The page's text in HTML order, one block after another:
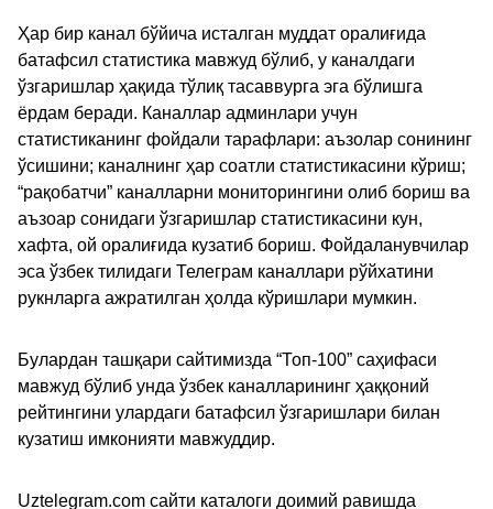
Ҳар бир канал бўйича исталган муддат оралиғида
батафсил статистика мавжуд бўлиб, у каналдаги
ўзгаришлар ҳақида тўлиқ тасаввурга эга бўлишга
ёрдам беради. Каналлар админлари учун
статистиканинг фойдали тарафлари: аъзолар сонининг
ўсишини; каналнинг ҳар соатли статистикасини кўриш;
“рақобатчи” каналларни мониторингини олиб бориш ва
аъзоар сонидаги ўзгаришлар статистикасини кун,
хафта, ой оралиғида кузатиб бориш. Фойдаланувчилар
эса ўзбек тилидаги Телеграм каналлари рўйхатини
рукнларга ажратилган ҳолда кўришлари мумкин.
Булардан ташқари сайтимизда “Топ-100” саҳифаси
мавжуд бўлиб унда ўзбек каналларининг ҳаққоний
рейтингини улардаги батафсил ўзгаришлари билан
кузатиш имконияти мавжуддир.
Uztelegram.com сайти каталоги доимий равишда